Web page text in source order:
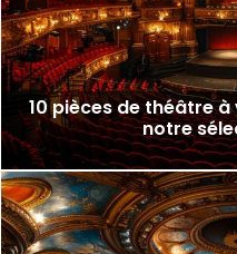
10 pièces de théâtre
notre